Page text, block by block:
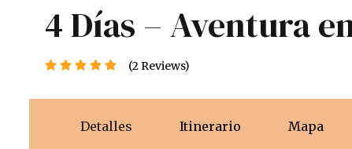
4 Días – Aventura
(2 Reviews)
Detalles Itinerario Mapa